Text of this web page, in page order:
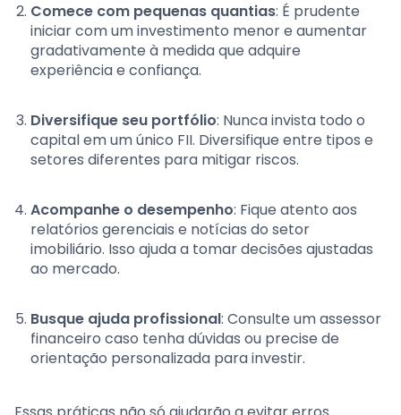
Comece com pequenas quantias: É prudente
iniciar com um investimento menor e aumentar
gradativamente à medida que adquire
experiência e confiança.
Diversifique seu portfólio: Nunca invista todo o
capital em um único FII. Diversifique entre tipos e
setores diferentes para mitigar riscos.
Acompanhe o desempenho: Fique atento aos
relatórios gerenciais e notícias do setor
imobiliário. Isso ajuda a tomar decisões ajustadas
ao mercado.
Busque ajuda profissional: Consulte um assessor
financeiro caso tenha dúvidas ou precise de
orientação personalizada para investir.